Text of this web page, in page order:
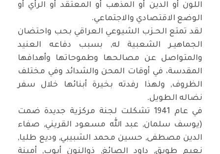
اللون أو الدين أو المذهب أو المعتقد أو الرأي أو
الوضع الاقتصادي والاجتماعي.
لقد تمتع الحـزب الشيوعي العراقي بحب واحتضان
الجماهيـر الشعبية له, بسبب دفاعه العنيد
والمتواصل عن مصالحها وطموحاتها وأهدافها
المقدسة، في أوقات المحن والشدائد وفي مختلف
الظروف, ولهذا رفدته بخيرة أبنائها خلال سفر
نضاله الطويل.
في عام 1941 تشكلت لجنة مركزية جديدة ضمت
(يوسف سلمان, عبد الله مسعود القريني, صفاء
الدين مصطفى, حسين محمد الشبيبي, وديع طليا,
نعيم طويق, داود الصائغ, ذوالنون أيوب, أمينة